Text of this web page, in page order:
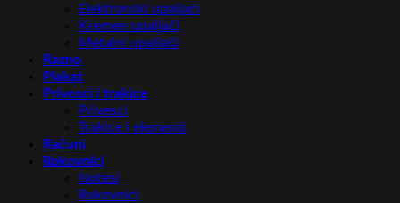
Elektronski upaljači
Kremen upaljači
Metalni upaljači
Razno
Plakat
Privesci i trakice
Privesci
Trakice i elementi
Računi
Rokovnici
Notesi
Rokovnici